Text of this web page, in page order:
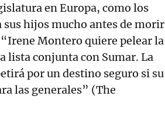
en Europa, como los
sus hijos mucho antes de morir
Montero quiere pelear la
lista conjunta con Sumar. La
por un destino seguro si su
las generales” (The